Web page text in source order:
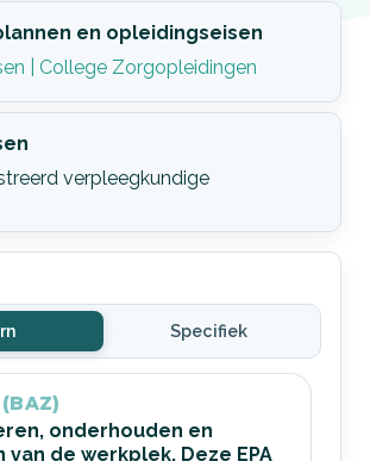
Specifiek
(BAZ)
onderhouden en
van de werkplek. Deze EPA
en opleidingseisen
| College Zorgopleidingen
verpleegkundige